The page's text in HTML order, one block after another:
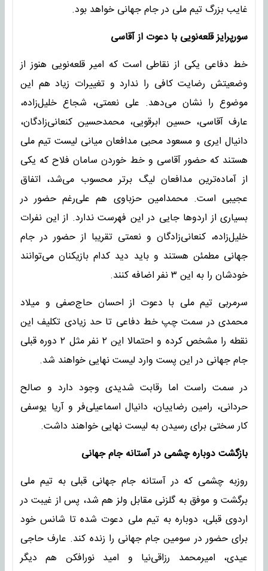
غایب بزرگ تیم ملی در جام جهانی خواهد بود.
سورپرایز قلعه‌نویی با دعوت از آقاسی
خط دفاعی یکی از نقاطی است که امیر قلعه‌نویی هنوز از
وضعیتش رضایت کافی را ندارد و تغییرات زیاد هم این
موضوع را نشان می‌دهد. علی نعمتی، شجاع خلیل‌زاده،
عارف آقاسی، حسین ابرقویی، محمدحسین کنعانی‌زادگان،
دانیال ایری و مسعود محبی مدافعان میانی لیست تیم ملی
هستند که حضور آقاسی و خط خوردن سامان فلاح که یکی
از آماده‌ترین مدافعان لیگ برتر محسوب می‌شد، اتفاق
عجیبی است. محمدامین حزباوی هم علی‌رغم حضور در
بسیاری از اردوها جایی در این فهرست ندارد. از این نفرات
خلیل‌زاده، کنعانی‌زادگان و نعمتی تقریبا از حضور در جام
جهانی مطمئن هستند و باید دید کدام بازیکنان می‌توانند
خودشان را به این ۳ نفر اضافه کنند.
سرمربی تیم ملی با دعوت از احسان حاج‌صفی و میلاد
محمدی در سمت چپ خط دفاعی تا حد زیادی تکلیف این
نقطه را مشخص کرده و احتمالا این ۲ نفر مثل ۲ دوره قبلی
جام جهانی در این پست وارد لیست نهایی خواهند شد.
در سمت راست اما رقابت شدیدی وجود دارد و صالح
حردانی، رامین رضاییان، دانیال اسماعیلی‌فر و آریا یوسفی
کار سختی برای رسیدن به لیست نهایی خواهند داشت.
بازگشت دوباره چشمی در آستانه جام جهانی
روزبه چشمی که در آستانه جام جهانی قبلی به تیم ملی
برگشت و موفق به گلزنی مقابل ولز هم شد، پس از غیبت در
اردوی قبلی، دوباره به تیم ملی دعوت شده تا شانس خود
برای حضور در سومین جام جهانی را زنده کند. عارف حاجی
عیدی، امیرمحمد رزاقی‌نیا و امید نورافکن هم دیگر